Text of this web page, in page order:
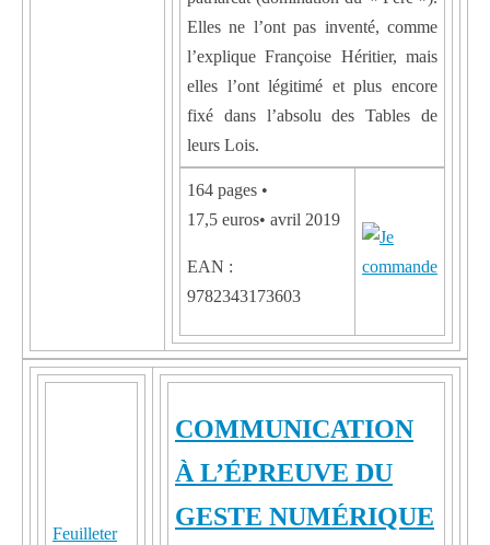
Elles ne l’ont pas inventé, comme
l’explique Françoise Héritier, mais
elles l’ont légitimé et plus encore
fixé dans l’absolu des Tables de
leurs Lois.
164 pages •
17,5 euros• avril 2019
EAN :
9782343173603
Feuilleter
COMMUNICATION
À L’ÉPREUVE DU
GESTE NUMÉRIQUE